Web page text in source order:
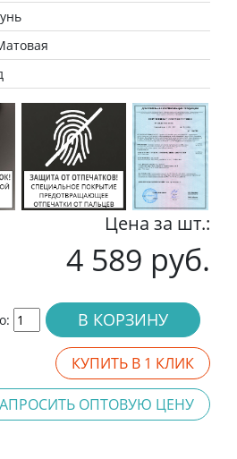
Цена за шт.:
4 589 руб.
В КОРЗИНУ
КУПИТЬ В 1 КЛИК
ОПТОВУЮ ЦЕНУ